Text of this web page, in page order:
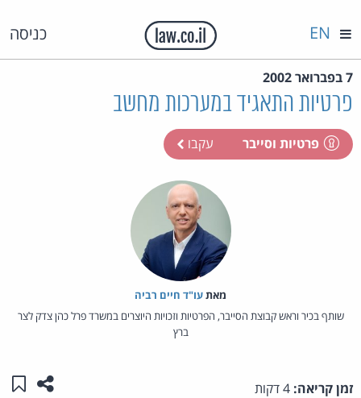
כניסה EN
7 בפברואר 2002
פרטיות התאגיד במערכות מחשב
פרטיות וסייבר עקבו
מאת‏עו"ד חיים רביה
שותף בכיר וראש קבוצת הסייבר, הפרטיות וזכויות היוצרים במשרד פרל כהן צדק לצר
ברץ
זמן קריאה: שתפו